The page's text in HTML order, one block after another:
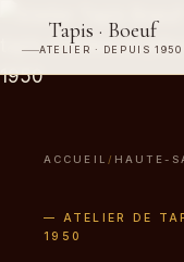
Tapis · Boeuf
ATELIER · DEPUIS 1950
ACCUEIL / HAUTE-
— ATELIER DE
1950